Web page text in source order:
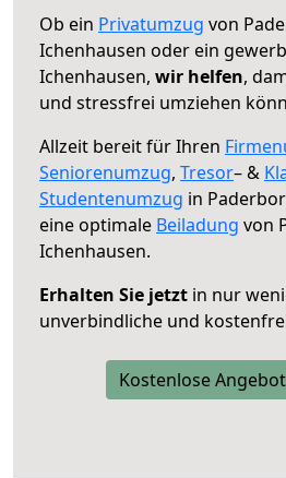
Ob ein Privatumzug von
Ichenhausen oder ein
Ichenhausen, wir helfen,
und stressfrei umziehen
Allzeit bereit für Ihren
Seniorenumzug, Tresor– &
Studentenumzug in
eine optimale Beiladung von
Ichenhausen.
Erhalten Sie jetzt in nur
unverbindliche und
Kostenlose